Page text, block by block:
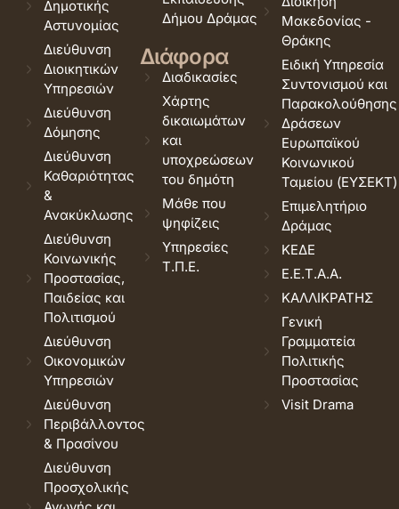
Δημοτικής
Αστυνομίας
Διεύθυνση
Διοικητικών
Υπηρεσιών
Διεύθυνση
Δόμησης
Διεύθυνση
Καθαριότητας
&
Ανακύκλωσης
Διεύθυνση
Κοινωνικής
Προστασίας,
Παιδείας και
Πολιτισμού
Διεύθυνση
Οικονομικών
Υπηρεσιών
Διεύθυνση
Περιβάλλοντος
& Πρασίνου
Διεύθυνση
Προσχολικής
Δήμου Δράμας
Διάφορα
Διαδικασίες
Χάρτης
δικαιωμάτων
και
υποχρεώσεων
του δημότη
Μάθε που
ψηφίζεις
Υπηρεσίες
Τ.Π.Ε.
Μακεδονίας -
Θράκης
Ειδική Υπηρεσία
Συντονισμού και
Παρακολούθησης
Δράσεων
Ευρωπαϊκού
Κοινωνικού
Ταμείου (ΕΥΣΕΚΤ)
Επιμελητήριο
Δράμας
ΚΕΔΕ
Ε.Ε.Τ.Α.Α.
ΚΑΛΛΙΚΡΑΤΗΣ
Γενική
Γραμματεία
Πολιτικής
Προστασίας
Visit Drama